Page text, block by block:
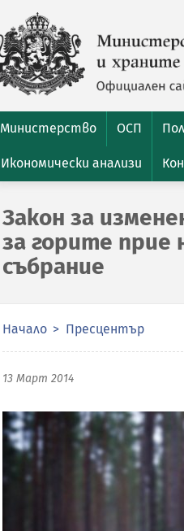
Министерство ОСП
Икономически анализи
Закон за
за горите
събрание
Начало Пресцентър
13 Март 2014